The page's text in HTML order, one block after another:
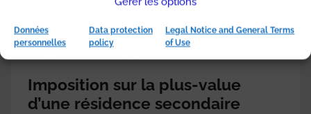
Données
personnelles
Data protection
policy
Legal Notice and General Terms
of Use
Quelle imposition sur la
plus-value d’un bien loué
ou secondaire ?
Imposition sur la plus-value
d’une résidence secondaire